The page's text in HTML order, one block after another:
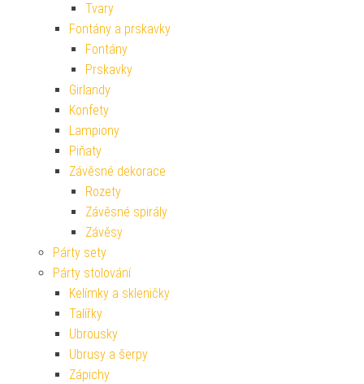
Tvary
Fontány a prskavky
Fontány
Prskavky
Girlandy
Konfety
Lampiony
Piňaty
Závěsné dekorace
Rozety
Závěsné spirály
Závěsy
Párty sety
Párty stolování
Kelímky a skleničky
Talířky
Ubrousky
Ubrusy a šerpy
Zápichy